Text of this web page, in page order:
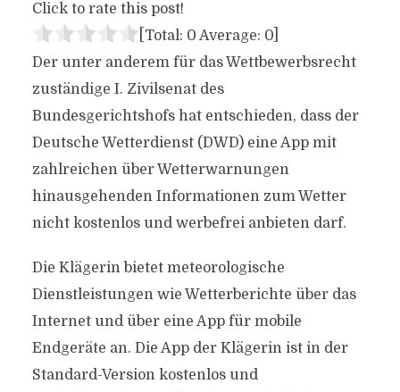
Click to rate this post!
[Total: 0 Average: 0]
Der unter anderem für das Wettbewerbsrecht
zuständige I. Zivilsenat des
Bundesgerichtshofs hat entschieden, dass der
Deutsche Wetterdienst (DWD) eine App mit
zahlreichen über Wetterwarnungen
hinausgehenden Informationen zum Wetter
nicht kostenlos und werbefrei anbieten darf.
Die Klägerin bietet meteorologische
Dienstleistungen wie Wetterberichte über das
Internet und über eine App für mobile
Endgeräte an. Die App der Klägerin ist in der
Standard-Version kostenlos und